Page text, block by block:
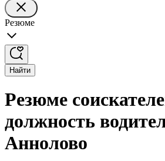
Резюме
Найти
Резюме
должность
Аннолово